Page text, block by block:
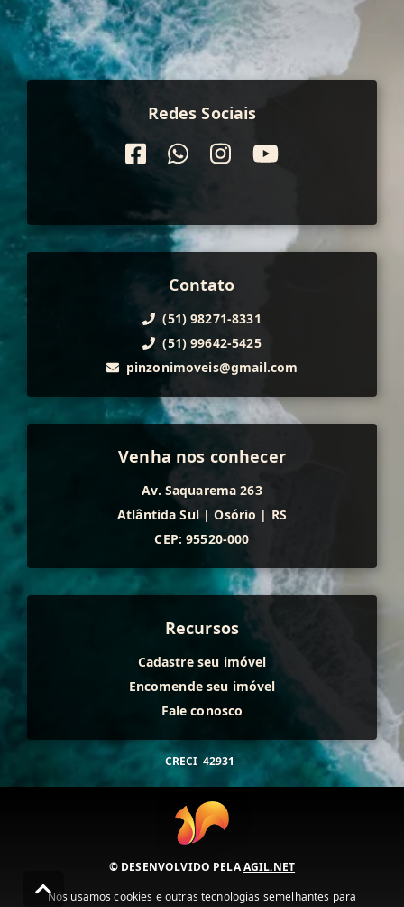
Redes Sociais
Contato
(51) 98271-8331
(51) 99642-5425
pinzonimoveis@gmail.com
Venha nos conhecer
Av. Saquarema 263
Atlântida Sul | Osório | RS
CEP: 95520-000
Recursos
Cadastre seu imóvel
Encomende seu imóvel
Fale conosco
CRECI 42931
© DESENVOLVIDO PELAAGIL.NET
Nós usamos cookies e outras tecnologias semelhantes para